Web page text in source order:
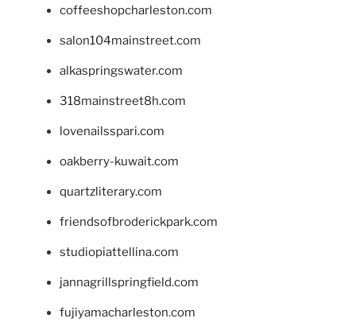
coffeeshopcharleston.com
salon104mainstreet.com
alkaspringswater.com
318mainstreet8h.com
lovenailsspari.com
oakberry-kuwait.com
quartzliterary.com
friendsofbroderickpark.com
studiopiattellina.com
jannagrillspringfield.com
fujiyamacharleston.com